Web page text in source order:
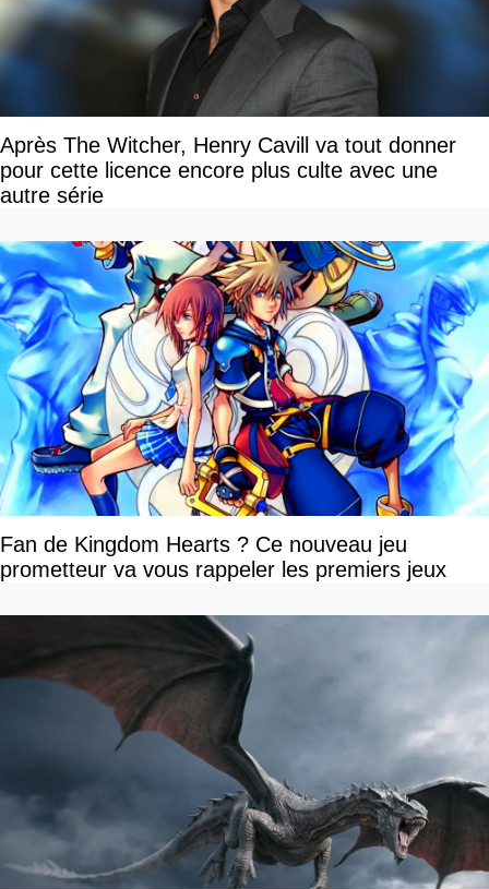
Après The Witcher, Henry Cavill va tout donner
pour cette licence encore plus culte avec une
autre série
Fan de Kingdom Hearts ? Ce nouveau jeu
prometteur va vous rappeler les premiers jeux